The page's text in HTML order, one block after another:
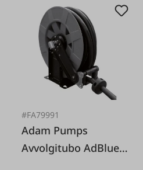
#FA79991
Adam Pumps
Avvolgitubo AdBlue